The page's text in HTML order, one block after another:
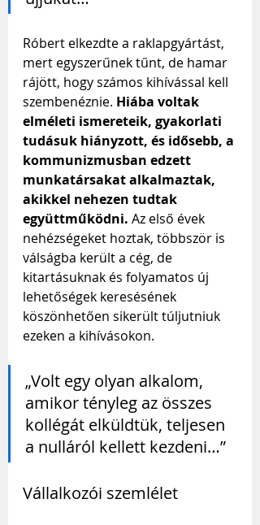
Róbert elkezdte a raklapgyártást,
mert egyszerűnek tűnt, de hamar
rájött, hogy számos kihívással kell
szembenéznie. Hiába voltak
elméleti ismereteik, gyakorlati
tudásuk hiányzott, és idősebb, a
kommunizmusban edzett
munkatársakat alkalmaztak,
akikkel nehezen tudtak
együttműködni. Az első évek
nehézségeket hoztak, többször is
válságba került a cég, de
kitartásuknak és folyamatos új
lehetőségek keresésének
köszönhetően sikerült túljutniuk
ezeken a kihívásokon.
„Volt egy olyan alkalom,
amikor tényleg az összes
kollégát elküldtük, teljesen
a nulláról kellett kezdeni…”
Vállalkozói szemlélet